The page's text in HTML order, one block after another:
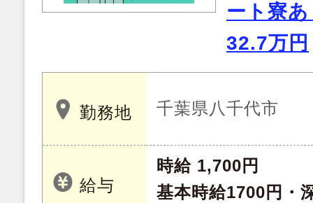
ート寮
32.7万円
勤務地 千葉県八千代市
給与
時給 1,700円
基本時給1700円・